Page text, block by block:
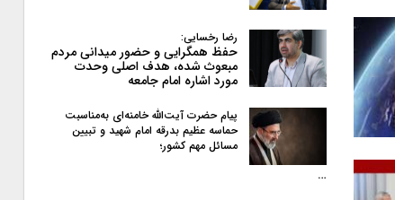
رضا رخسایی:
حفظ همگرایی و حضور میدانی مردم
مبعوث شده، هدف اصلی وحدت
مورد اشاره امام جامعه
پیام حضرت آیت‌الله خامنه‌ای به‌مناسبت
حماسه عظیم بدرقه امام شهید و تبیین
مسائل مهم کشور؛
…